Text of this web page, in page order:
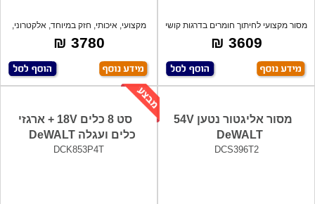
מסור מקצועי לחיתוך חומרים בדרגות קושי
שו
3609 ₪
מקצועי, איכותי, חזק במיוחד, אלקטרוני,
מנ
3780 ₪
מסור אליגטור נטען 54V
DeWALT
DCS396T2
סט 8 כלים 18V + ארגזי
כלים ועגלה DeWALT
DCK853P4T